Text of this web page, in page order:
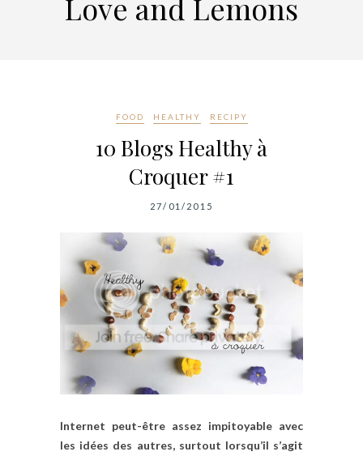
Love and Lemons
FOOD HEALTHY RECIPY
10 Blogs Healthy à
Croquer #1
27/01/2015
Internet peut-être assez impitoyable avec
les idées des autres, surtout lorsqu’il s’agit